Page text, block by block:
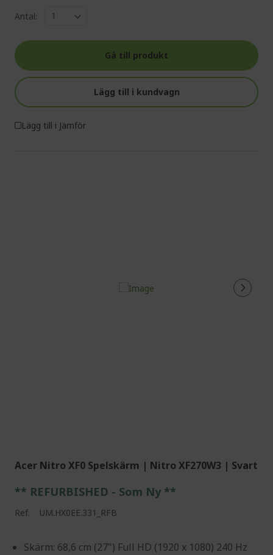
Antal:
Gå till produkt
Lägg till i kundvagn
Lägg till i Jämför
Acer Nitro XF0 Spelskärm | Nitro XF270W3 | Svart
** REFURBISHED - Som Ny **
Ref. UM.HX0EE.331_RFB
Skärm: 68,6 cm (27") Full HD (1920 x 1080) 240 Hz